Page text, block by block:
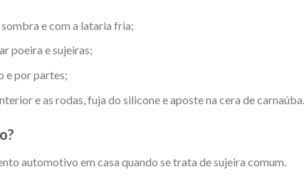
e com a lataria fria;
poeira e sujeiras;
e por partes;
e as rodas, fuja do silicone e aposte na cera de carnaúba.
automotivo em casa quando se trata de sujeira comum.